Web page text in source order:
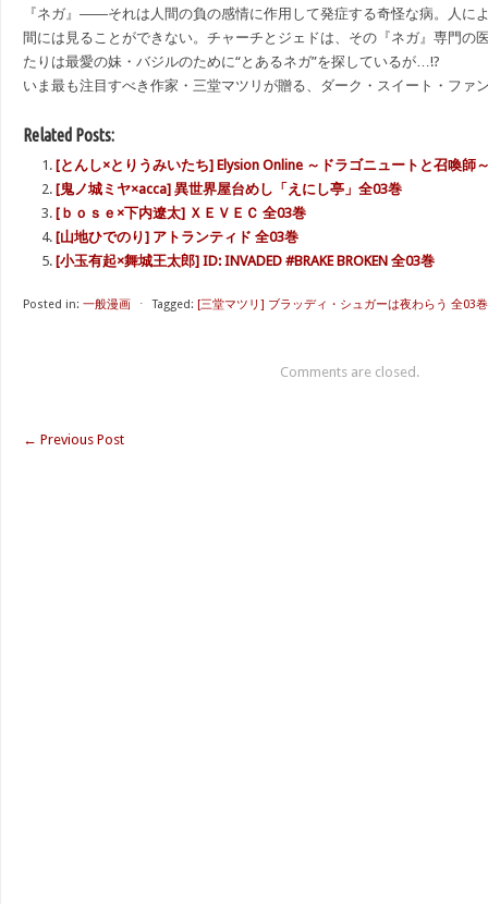
『ネガ』――それは人間の負の感情に作用して発症する奇怪な病。人に
間には見ることができない。チャーチとジェドは、その『ネガ』専門の
たりは最愛の妹・バジルのために“とあるネガ”を探しているが…!?
いま最も注目すべき作家・三堂マツリが贈る、ダーク・スイート・ファ
Related Posts:
[とんし×とりうみいたち] Elysion Online ～ドラゴニュートと召喚師
[鬼ノ城ミヤ×acca] 異世界屋台めし「えにし亭」全03巻
[ｂｏｓｅ×下内遼太] ＸＥＶＥＣ 全03巻
[山地ひでのり] アトランティド 全03巻
[小玉有起×舞城王太郎] ID: INVADED #BRAKE BROKEN 全03巻
Posted in: 一般漫画 ⋅ Tagged: [三堂マツリ] ブラッディ・シュガーは夜わらう 全03巻
Comments are closed.
← Previous Post